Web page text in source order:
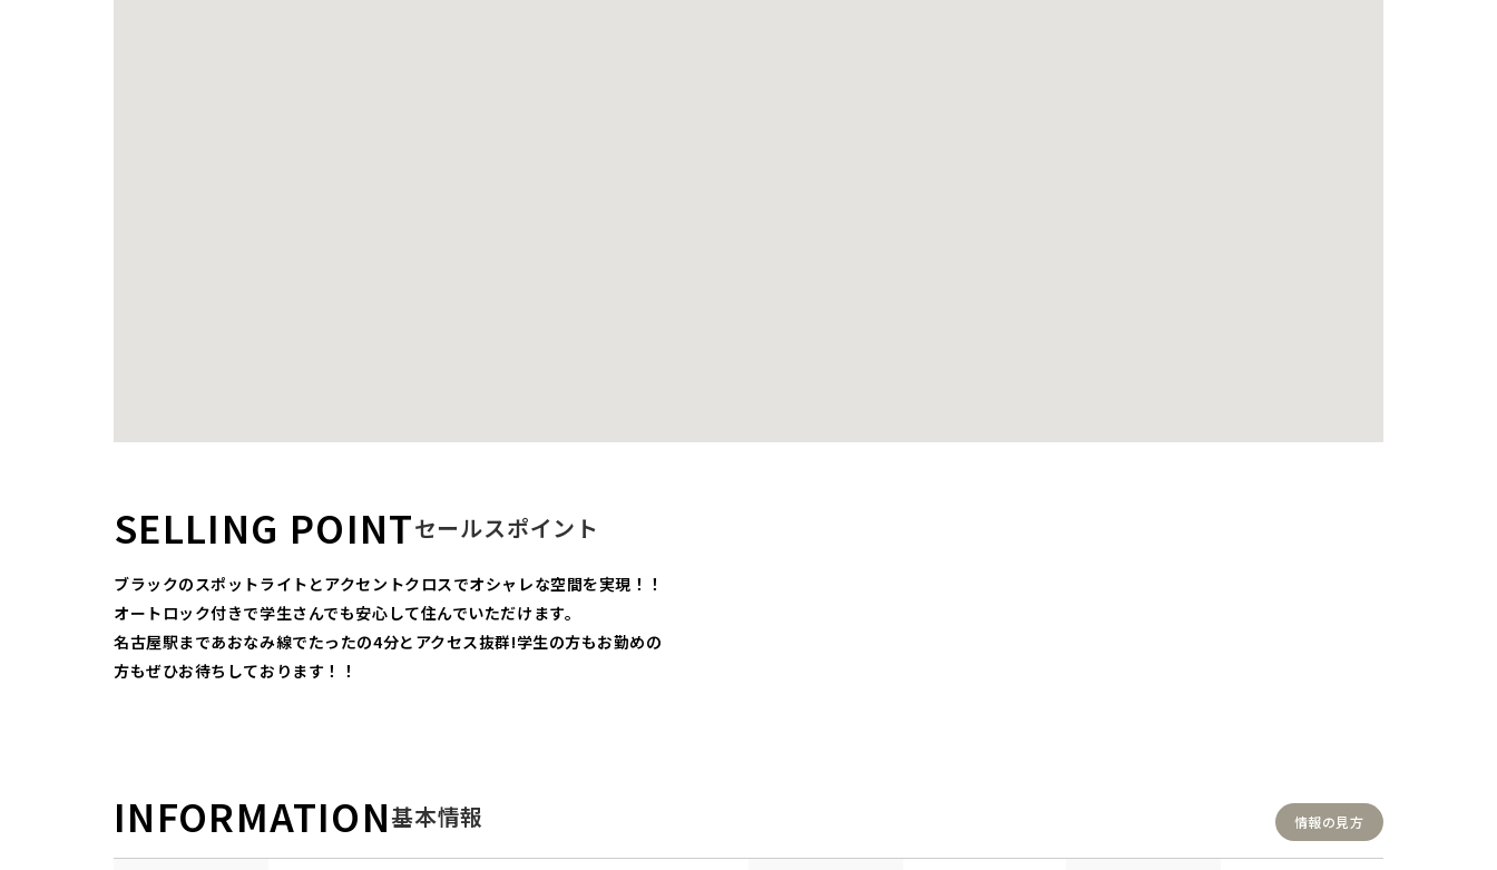
SELLING POINTセールスポイント
ブラックのスポットライトとアクセントクロスでオシャレな空間を実現！！
オートロック付きで学生さんでも安心して住んでいただけます。
名古屋駅まであおなみ線でたったの4分とアクセス抜群!学生の方もお勤めの
方もぜひお待ちしております！！
INFORMATION基本情報 情報の見方